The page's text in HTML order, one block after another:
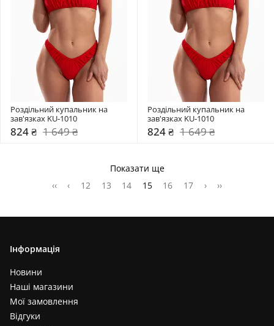
Роздільний купальник на
зав'язках KU-1010
824 ₴ 1 649 ₴
Роздільний купальник на
зав'язках KU-1010
824 ₴ 1 649 ₴
Показати ще
‹‹
‹ 12 13 14 15 16 17 › ››
Інформація
Новини
Наші магазини
Мої замовлення
Відгуки